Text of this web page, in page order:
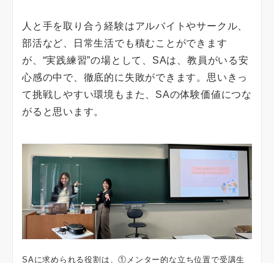
人と手を取り合う経験はアルバイトやサークル、
部活など、日常生活でも積むことができます
が、“実践練習”の場として、SAは、教員がいる安
心感の中で、徹底的に失敗ができます。思いきっ
て挑戦しやすい環境もまた、SAの体験価値につな
がると思います。
SAに求められる役割は、①メンター的な立ち位置で受講生